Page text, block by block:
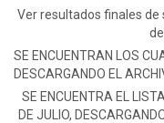
Ver resultados finales de
SE ENCUENTRAN LOS
DESCARGANDO EL
SE ENCUENTRA EL
DE JULIO,